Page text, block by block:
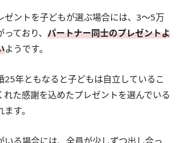
ゼントを子どもが選ぶ場合には、3～5万
ており、 パートナー同士のプレゼントよ
ようです。
25年ともなると子どもは自立しているこ
れた感謝を込めたプレゼントを選んでいる
す。